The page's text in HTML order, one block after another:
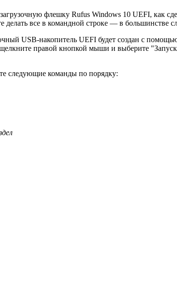
загрузочную флешку Rufus Windows 10 UEFI, как
делать все в командной строке — в большинстве
USB-накопитель UEFI будет создан с
правой кнопкой мыши и выберите
следующие команды по порядку: